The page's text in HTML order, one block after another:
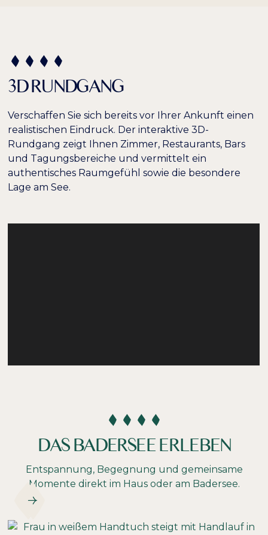
3D RUNDGANG
Verschaffen Sie sich bereits vor Ihrer Ankunft einen
realistischen Eindruck. Der interaktive 3D-
Rundgang zeigt Ihnen Zimmer, Restaurants, Bars
und Tagungsbereiche und vermittelt ein
authentisches Raumgefühl sowie die besondere
Lage am See.
DAS BADERSEE ERLEBEN
Entspannung, Begegnung und gemeinsame
Momente direkt im Haus oder am Badersee.